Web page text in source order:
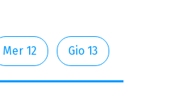
Mer 12 Gio 13